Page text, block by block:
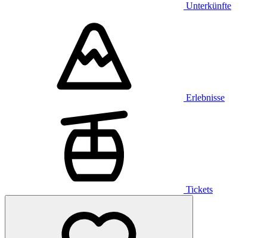
Unterkünfte
Erlebnisse
Tickets